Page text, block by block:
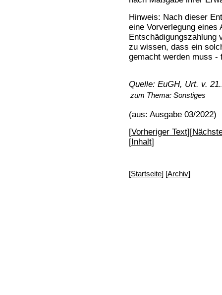
Hinweis: Nach dieser
eine Vorverlegung eines
Entschädigungszahlung
zu wissen, dass ein
gemacht werden muss
Quelle: EuGH, Urt. v.
zum Thema: Sonstiges
(aus: Ausgabe 03/2022)
[Vorheriger Text][
[Inhalt]
[Startseite] [Archiv]